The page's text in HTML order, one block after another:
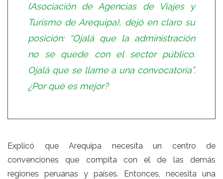
(Asociación de Agencias de Viajes y
Turismo de Arequipa), dejó en claro su
posición: “Ojalá que la administración
no se quede con el sector público.
Ojalá que se llame a una convocatoria”.
¿Por qué es mejor?
Explicó que Arequipa necesita un centro de
convenciones que compita con el de las demás
regiones peruanas y países. Entonces, necesita una